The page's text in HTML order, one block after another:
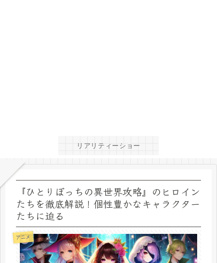
リアリティーショー
『ひとりぼっちの異世界攻略』のヒロイン
たちを徹底解説！個性豊かなキャラクター
たちに迫る
アニメ